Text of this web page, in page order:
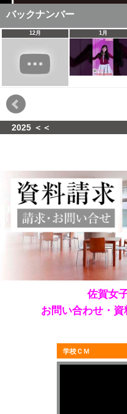
バックナンバー
12月 1月
2025 ＜＜
佐賀女
お問い合わせ・
学校ＣＭ